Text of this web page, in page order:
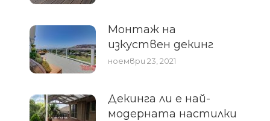
Монтаж на
изкуствен декинг
ноември 23, 2021
Декинга ли е най-
модерната настилки